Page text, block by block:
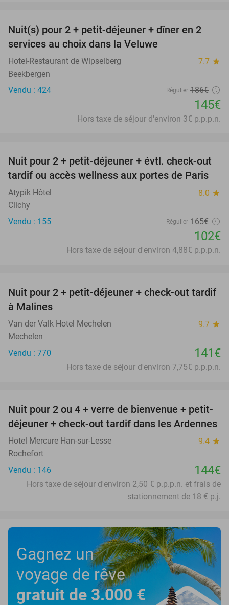
22%
Nuit(s) pour 2 + petit-déjeuner + dîner en 2
services au choix dans la Veluwe
Hotel-Restaurant de Wipselberg 7.7 star
Beekbergen
Vendu : 424
Régulier 186€
145€
Hors taxe de séjour d'environ 3€ p.p.p.n.
38%
Nuit pour 2 + petit-déjeuner + évtl. check-out
tardif ou accès wellness aux portes de Paris
Atypik Hôtel 8.0 star
Clichy
Vendu : 155
Régulier 165€
102€
Hors taxe de séjour d'environ 4,88€ p.p.p.n.
Nuit pour 2 + petit-déjeuner + check-out tardif
à Malines
Van der Valk Hotel Mechelen 9.7 star
Mechelen
Vendu : 770
141€
Hors taxe de séjour d'environ 7,75€ p.p.p.n.
Nuit pour 2 ou 4 + verre de bienvenue + petit-
déjeuner + check-out tardif dans les Ardennes
Hotel Mercure Han-sur-Lesse 9.4 star
Rochefort
Vendu : 146
144€
Hors taxe de séjour d'environ 2,50 € p.p.p.n. et frais de
stationnement de 18 € p.j.
Gagnez un
voyage de rêve
gratuit de 3.000 €